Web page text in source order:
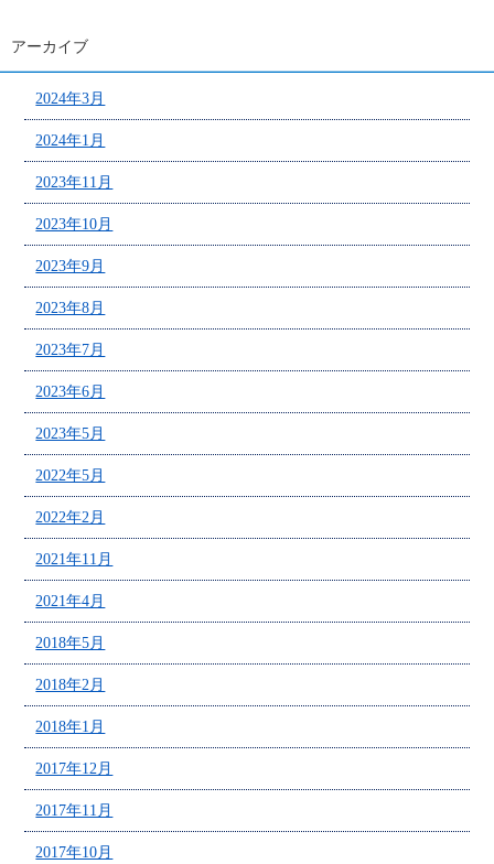
アーカイブ
2024年3月
2024年1月
2023年11月
2023年10月
2023年9月
2023年8月
2023年7月
2023年6月
2023年5月
2022年5月
2022年2月
2021年11月
2021年4月
2018年5月
2018年2月
2018年1月
2017年12月
2017年11月
2017年10月